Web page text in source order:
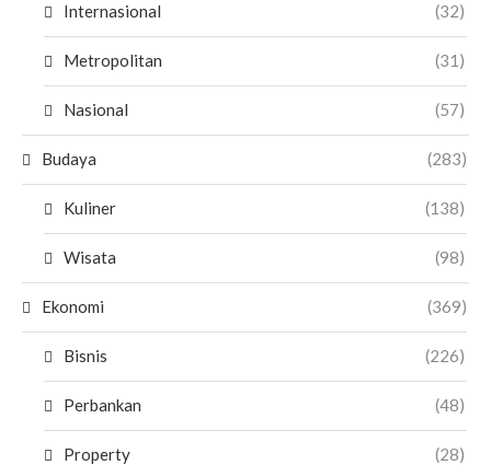
Internasional (32)
Metropolitan (31)
Nasional (57)
Budaya (283)
Kuliner (138)
Wisata (98)
Ekonomi (369)
Bisnis (226)
Perbankan (48)
Property (28)